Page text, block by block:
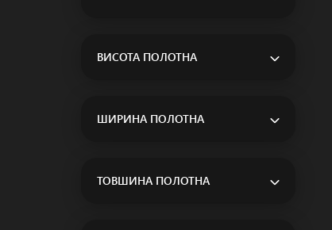
ВИСОТА ПОЛОТНА
ШИРИНА ПОЛОТНА
ТОВШИНА ПОЛОТНА